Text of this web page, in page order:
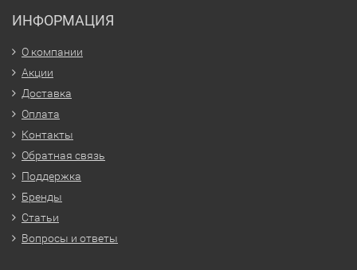
ИНФОРМАЦИЯ
О компании
Акции
Доставка
Оплата
Контакты
Обратная связь
Поддержка
Бренды
Статьи
Вопросы и ответы